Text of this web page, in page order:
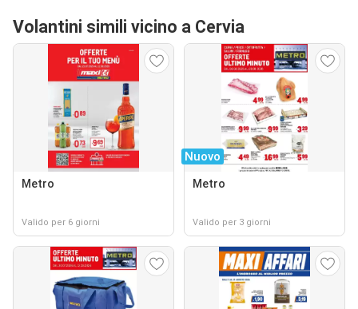
Volantini simili vicino a Cervia
Metro
Valido per 6 giorni
Nuovo
Metro
Valido per 3 giorni